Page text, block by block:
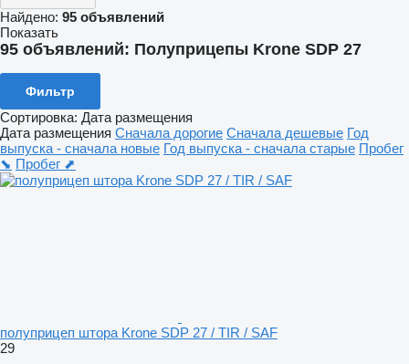
Найдено: 95 объявлений
Показать
95 объявлений: Полуприцепы Krone SDP 27
Фильтр
Сортировка: Дата размещения
Дата размещения Сначала дорогие Сначала дешевые Год
выпуска - сначала новые Год выпуска - сначала старые Пробег
⬊ Пробег ⬈
полуприцеп штора Krone SDP 27 / TIR / SAF
29